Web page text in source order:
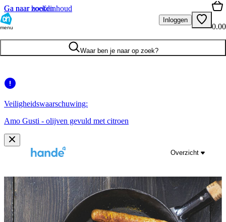
Ga naar hoofdinhoud
Ga naar zoeken
menu
Inloggen
0.00
Waar ben je naar op zoek?
Veiligheidswaarschuwing:
Amo Gusti - olijven gevuld met citroen
Overzicht